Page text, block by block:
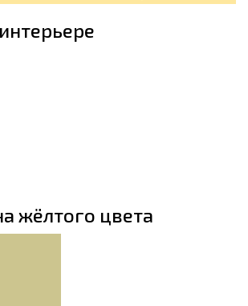
жёлтого цвета